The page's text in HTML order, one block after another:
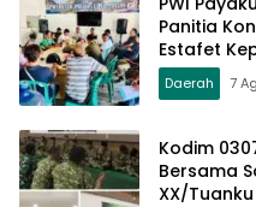
Panitia
Estafet
Daerah 7
Kodim
Bersama
XX/